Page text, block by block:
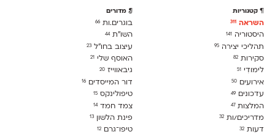
קטגוריות
השראה 311
היסטוריה 141
תהליכי יצירה 95
סקירות 82
לימודִי 51
אירועים 50
עדכונים 49
המלצות47
מדריכים/ות 32
דעות 32
מדורים
בוגרים.ות66
השו״ת44
עיצוב בחו"ל23
האוסף שלי21
גיבאווייז20
דור המייסדים16
טיפולינקס15
צמד חמד14
פינת הלשון13
טיפו־גרם12